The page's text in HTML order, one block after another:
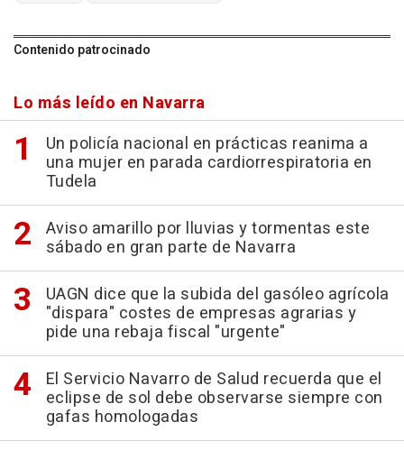
Contenido patrocinado
Lo más leído en Navarra
Un policía nacional en prácticas reanima a
una mujer en parada cardiorrespiratoria en
Tudela
Aviso amarillo por lluvias y tormentas este
sábado en gran parte de Navarra
UAGN dice que la subida del gasóleo agrícola
"dispara" costes de empresas agrarias y
pide una rebaja fiscal "urgente"
El Servicio Navarro de Salud recuerda que el
eclipse de sol debe observarse siempre con
gafas homologadas